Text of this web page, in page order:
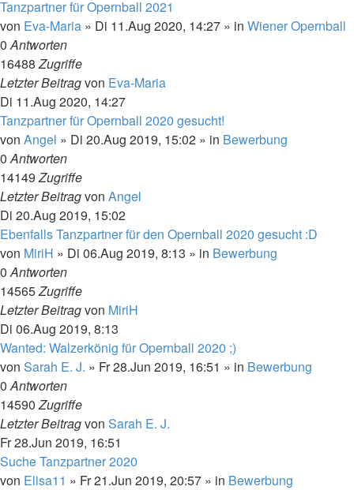
Tanzpartner für Opernball 2021
von Eva-Maria » Di 11.Aug 2020, 14:27 » in Wiener Opernball
0Antworten
16488Zugriffe
Letzter Beitragvon Eva-Maria
Di 11.Aug 2020, 14:27
Tanzpartner für Opernball 2020 gesucht!
von Angel » Di 20.Aug 2019, 15:02 » in Bewerbung
0Antworten
14149Zugriffe
Letzter Beitragvon Angel
Di 20.Aug 2019, 15:02
Ebenfalls Tanzpartner für den Opernball 2020 gesucht :D
von MiriH » Di 06.Aug 2019, 8:13 » in Bewerbung
0Antworten
14565Zugriffe
Letzter Beitragvon MiriH
Di 06.Aug 2019, 8:13
Wanted: Walzerkönig für Opernball 2020 ;)
von Sarah E. J. » Fr 28.Jun 2019, 16:51 » in Bewerbung
0Antworten
14590Zugriffe
Letzter Beitragvon Sarah E. J.
Fr 28.Jun 2019, 16:51
Suche Tanzpartner 2020
von Elisa11 » Fr 21.Jun 2019, 20:57 » in Bewerbung